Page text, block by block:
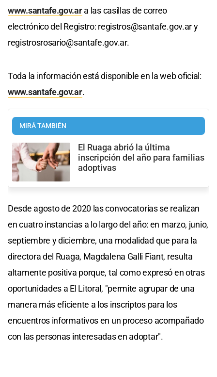
www.santafe.gov.ara las casillas de correo
electrónico del Registro: registros@santafe.gov.ary
registrosrosario@santafe.gov.ar.
Toda la información está disponible en la web oficial:
www.santafe.gov.ar.
MIRÁ TAMBIÉN
El Ruaga abrió la última
inscripción del año para familias
adoptivas
Desde agosto de 2020 las convocatorias se realizan
en cuatro instancias a lo largo del año: en marzo, junio,
septiembre y diciembre, una modalidad que para la
directora del Ruaga, Magdalena Galli Fiant, resulta
altamente positiva porque, tal como expresó en otras
oportunidades a El Litoral, "permite agrupar de una
manera más eficiente a los inscriptos para los
encuentros informativos en un proceso acompañado
con las personas interesadas en adoptar".